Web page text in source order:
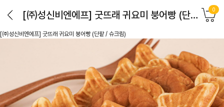
[㈜성신비엔에프] 굿뜨래 귀요미 붕어빵 (단팥 / 슈크림) 0
[㈜성신비엔에프] 굿뜨래 귀요미 붕어빵 (단팥 / 슈크림)